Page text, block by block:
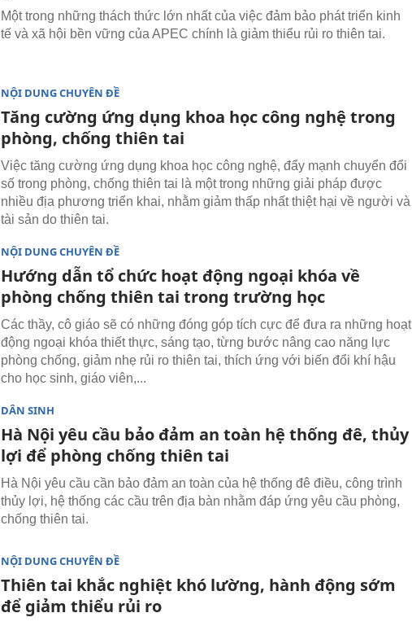
Một trong những thách thức lớn nhất của việc đảm bảo phát triển kinh
tế và xã hội bền vững của APEC chính là giảm thiểu rủi ro thiên tai.
NỘI DUNG CHUYÊN ĐỀ
Tăng cường ứng dụng khoa học công nghệ trong
phòng, chống thiên tai
Việc tăng cường ứng dụng khoa học công nghệ, đẩy mạnh chuyển đổi
số trong phòng, chống thiên tai là một trong những giải pháp được
nhiều địa phương triển khai, nhằm giảm thấp nhất thiệt hại về người và
tài sản do thiên tai.
NỘI DUNG CHUYÊN ĐỀ
Hướng dẫn tổ chức hoạt động ngoại khóa về
phòng chống thiên tai trong trường học
Các thầy, cô giáo sẽ có những đóng góp tích cực để đưa ra những hoạt
động ngoại khóa thiết thực, sáng tạo, từng bước nâng cao năng lực
phòng chống, giảm nhẹ rủi ro thiên tai, thích ứng với biến đổi khí hậu
cho học sinh, giáo viên,...
DÂN SINH
Hà Nội yêu cầu bảo đảm an toàn hệ thống đê, thủy
lợi để phòng chống thiên tai
Hà Nội yêu cầu cần bảo đảm an toàn của hệ thống đê điều, công trình
thủy lợi, hệ thống các cầu trên địa bàn nhằm đáp ứng yêu cầu phòng,
chống thiên tai.
NỘI DUNG CHUYÊN ĐỀ
Thiên tai khắc nghiệt khó lường, hành động sớm
để giảm thiểu rủi ro